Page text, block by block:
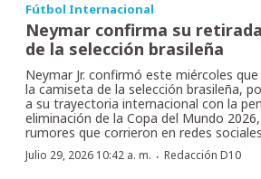
Fútbol Internacional
Neymar confirma su retirada
de la selección brasileña
Neymar Jr. confirmó este miércoles
la camiseta de la selección brasileña,
a su trayectoria internacional con la
eliminación de la Copa del Mundo
rumores que corrieron en redes
Julio 29, 2026 10:42 a. m. · Redacción D10